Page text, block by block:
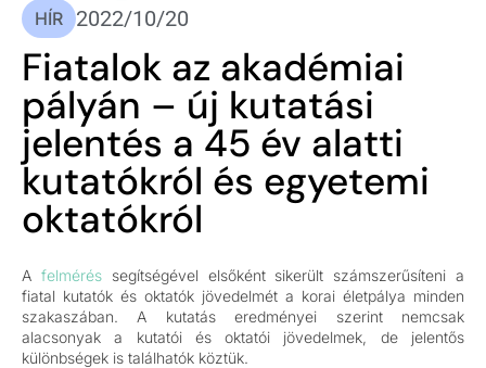
HÍR 2022/10/20
Fiatalok az akadémiai
pályán – új kutatási
jelentés a 45 év alatti
kutatókról és egyetemi
oktatókról
A felméréssegítségével elsőként sikerült számszerűsíteni a
fiatal kutatók és oktatók jövedelmét a korai életpálya minden
szakaszában. A kutatás eredményei szerint nemcsak
alacsonyak a kutatói és oktatói jövedelmek, de jelentős
különbségek is találhatók köztük.